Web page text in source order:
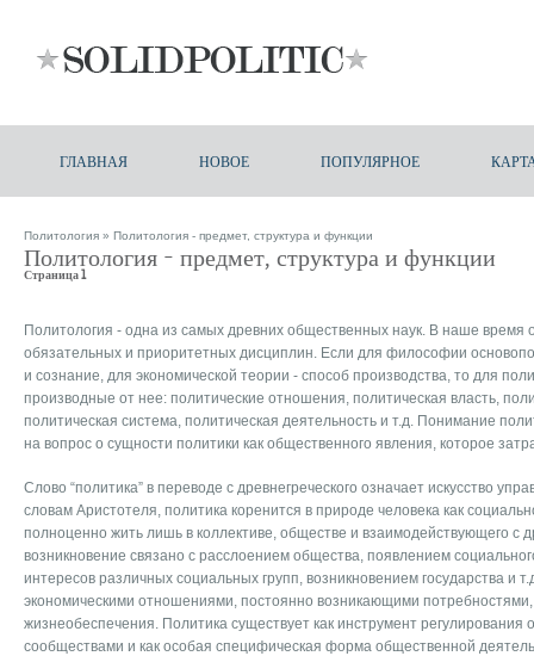
ГЛАВНАЯ НОВОЕ ПОПУЛЯРНОЕ
Политология » Политология - предмет, структура и функции
Политология - предмет, структура и функции
Страница 1
Политология - одна из самых древних общественных наук. В наше время
обязательных и приоритетных дисциплин. Если для философии
и сознание, для экономической теории - способ производства, то для
производные от нее: политические отношения, политическая власть,
политическая система, политическая деятельность и т.д. Понимание
на вопрос о сущности политики как общественного явления, которое
Слово “политика” в переводе с древнегреческого означает искусство
словам Аристотеля, политика коренится в природе человека как
полноценно жить лишь в коллективе, обществе и взаимодействующего с
возникновение связано с расслоением общества, появлением
интересов различных социальных групп, возникновением государства и
экономическими отношениями, постоянно возникающими
жизнеобеспечения. Политика существует как инструмент
сообществами и как особая специфическая форма общественной